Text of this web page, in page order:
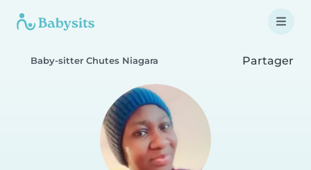
Baby-sitter Chutes Niagara Partager